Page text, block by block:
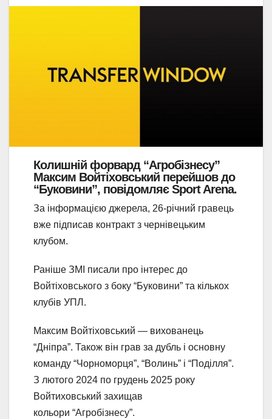
Колишній форвард “Агробізнесу”
Максим Войтіховський перейшов до
“Буковини”, повідомляє Sport Arena.
За інформацією джерела, 26-річний гравець
вже підписав контракт з чернівецьким
клубом.
Раніше ЗМІ писали про інтерес до
Войтіховського з боку “Буковини” та кількох
клубів УПЛ.
Максим Войтіховський — вихованець
“Дніпра”. Також він грав за дубль і основну
команду “Чорноморця”, “Волинь” і “Поділля”.
З лютого 2024 по грудень 2025 року
Войтиховський захищав
кольори “Агробізнесу”.